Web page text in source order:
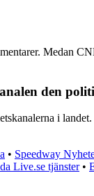
Medan
den
i
• Speedway
Live.se tjänster•